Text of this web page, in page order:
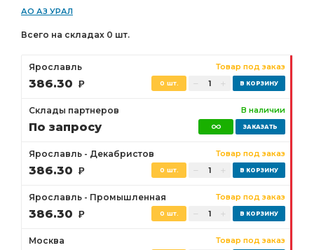
АО АЗ УРАЛ
Всего на складах 0 шт.
Ярославль Товар под заказ
386.30 Р 0 шт.
Склады партнеров В наличии
По запросу
Ярославль - Декабристов Товар под заказ
386.30 Р 0 шт.
Ярославль - Промышленная Товар под заказ
386.30 Р 0 шт.
Москва Товар под заказ